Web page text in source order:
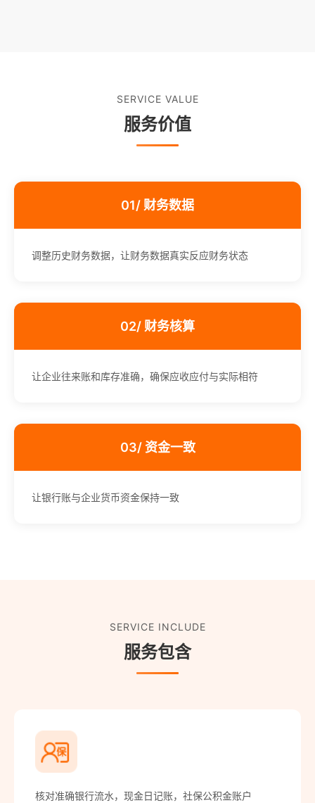
SERVICE VALUE
服务价值
01/ 财务数据
调整历史财务数据，让财务数据真实反应财务状态
02/ 财务核算
让企业往来账和库存准确，确保应收应付与实际相符
03/ 资金一致
让银行账与企业货币资金保持一致
SERVICE INCLUDE
服务包含
核对准确银行流水，现金日记账，社保公积金账户